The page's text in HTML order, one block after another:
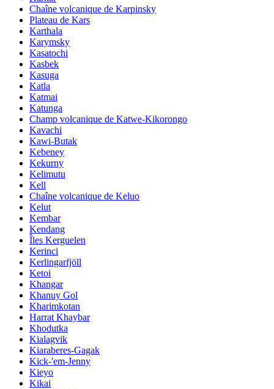
Chaîne volcanique de Karpinsky
Plateau de Kars
Karthala
Karymsky
Kasatochi
Kasbek
Kasuga
Katla
Katmai
Katunga
Champ volcanique de Katwe-Kikorongo
Kavachi
Kawi-Butak
Kebeney
Kekurny
Kelimutu
Kell
Chaîne volcanique de Keluo
Kelut
Kembar
Kendang
Îles Kerguelen
Kerinci
Kerlingarfjöll
Ketoi
Khangar
Khanuy Gol
Kharimkotan
Harrat Khaybar
Khodutka
Kialagvik
Kiaraberes-Gagak
Kick-'em-Jenny
Kieyo
Kikai